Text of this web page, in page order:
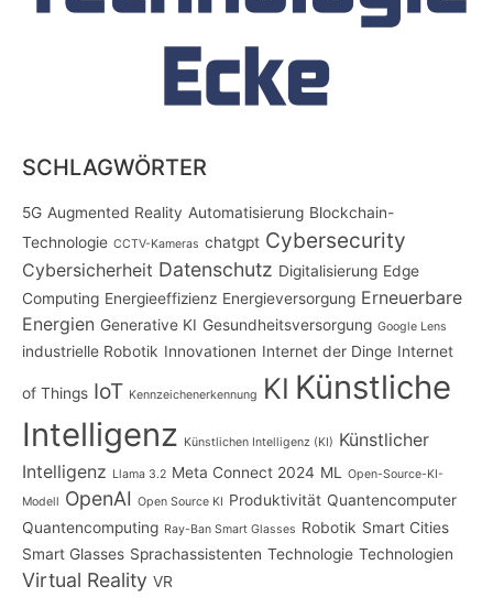
SCHLAGWÖRTER
5G Augmented Reality Automatisierung Blockchain-
Technologie CCTV-Kameras chatgpt Cybersecurity
Cybersicherheit Datenschutz Digitalisierung Edge
Computing Energieeffizienz Energieversorgung Erneuerbare
Energien Generative KI Gesundheitsversorgung Google Lens
industrielle Robotik Innovationen Internet der Dinge Internet
of Things IoT Kennzeichenerkennung KI Künstliche
Intelligenz Künstlichen Intelligenz (KI) Künstlicher
Intelligenz Llama 3.2 Meta Connect 2024 ML
Open-Source-KI-
Modell OpenAI Open Source KI Produktivität Quantencomputer
Quantencomputing Ray-Ban Smart Glasses Robotik Smart Cities
Smart Glasses Sprachassistenten Technologie Technologien
Virtual Reality VR